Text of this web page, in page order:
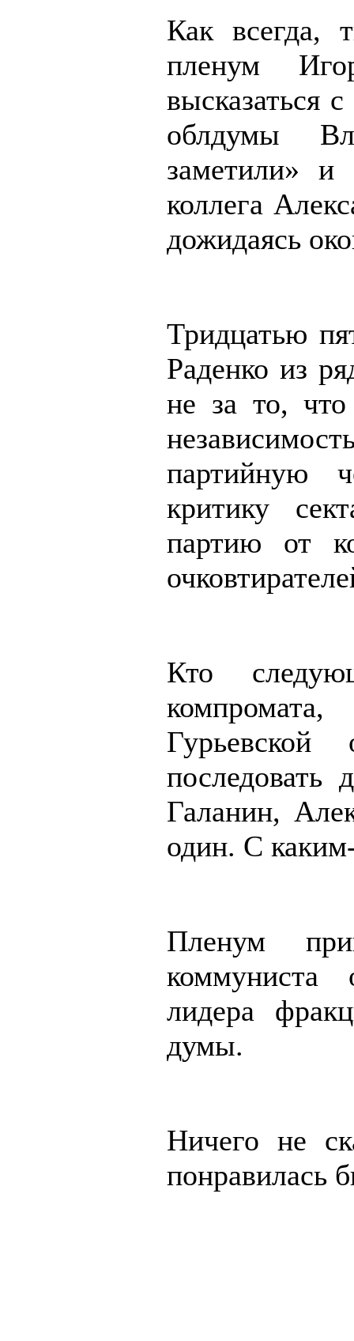
Как всегда,
пленум
высказаться
облдумы
заметили»
коллега
дожидаясь
Тридцатью
Раденко из
не за то,
партийную
критику
партию от
Кто
Галанин,
один. С
Пленум
коммуниста
лидера
думы.
Ничего не
понравилась